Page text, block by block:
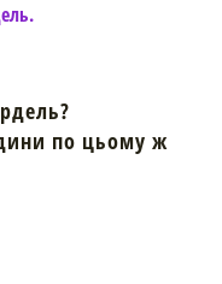
по цьому ж